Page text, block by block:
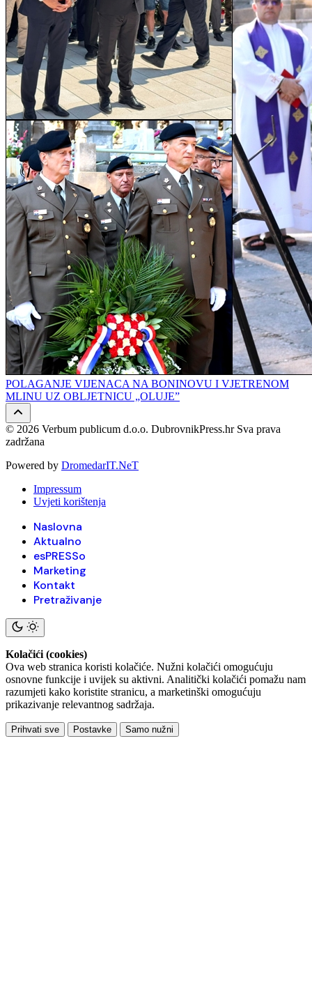
POLAGANJE VIJENACA NA BONINOVU I VJETRENOM
MLINU UZ OBLJETNICU „OLUJE”
© 2026 Verbum publicum d.o.o. DubrovnikPress.hr Sva prava
zadržana
Powered by DromedarIT.NeT
Impressum
Uvjeti korištenja
Naslovna
Aktualno
esPRESSo
Marketing
Kontakt
Pretraživanje
Kolačići (cookies)
Ova web stranica koristi kolačiće. Nužni kolačići omogućuju
osnovne funkcije i uvijek su aktivni. Analitički kolačići pomažu nam
razumjeti kako koristite stranicu, a marketinški omogućuju
prikazivanje relevantnog sadržaja.
Prihvati sve Postavke Samo nužni